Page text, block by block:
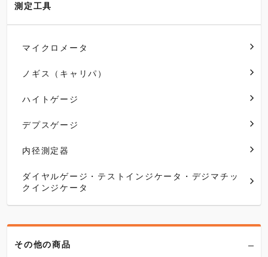
測定工具
マイクロメータ
ノギス（キャリパ）
ハイトゲージ
デプスゲージ
内径測定器
ダイヤルゲージ・テストインジケータ・デジマチッ
クインジケータ
その他の商品